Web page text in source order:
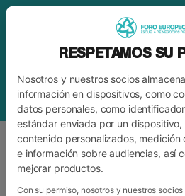
ETIQUETACONCURSO
RESPETAMOS SU
Nosotros y nuestros socios
información en dispositivos, como
datos personales, como
estándar enviada por un
contenido personalizados, medición
e información sobre audiencias, así
mejorar productos.
Con su permiso, nosotros y nuestros